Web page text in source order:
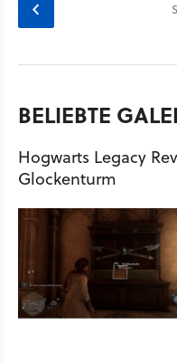
BELIEBTE
Hogwarts Legacy
Glockenturm